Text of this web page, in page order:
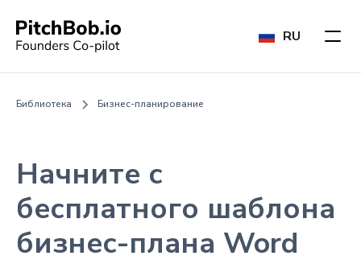
RU
Библиотека Бизнес-планирование
Начните с
бесплатного шаблона
бизнес-плана Word